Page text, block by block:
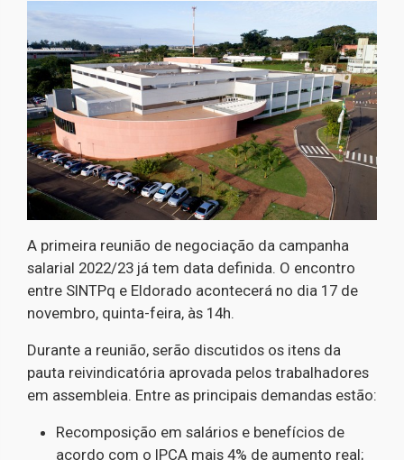
A primeira reunião de negociação da campanha
salarial 2022/23 já tem data definida. O encontro
entre SINTPq e Eldorado acontecerá no dia 17 de
novembro, quinta-feira, às 14h.
Durante a reunião, serão discutidos os itens da
pauta reivindicatória aprovada pelos trabalhadores
em assembleia. Entre as principais demandas estão:
Recomposição em salários e benefícios de
acordo com o IPCA mais 4% de aumento real;